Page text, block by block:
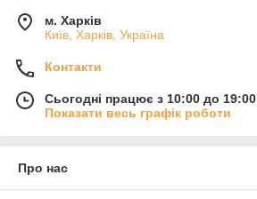
м. Харків
Київ, Харків, Україна
Контакти
Сьогодні працює з 10:00 до 19:00
Показати весь графік роботи
Про нас